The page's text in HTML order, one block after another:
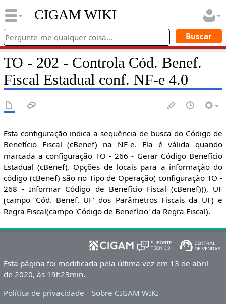
CIGAM WIKI
TO - 202 - Controla Cód. Benef.
Fiscal Estadual conf. NF-e 4.0
Esta configuração indica a sequência de busca do Código de
Benefício Fiscal (cBenef) na NF-e. Ela é válida quando
marcada a configuração TO - 266 - Gerar Código Benefício
Estadual (cBenef). Opções de locais para a informação do
código (cBenef) são no Tipo de Operação( configuração TO -
268 - Informar Código de Benefício Fiscal (cBenef))), UF
(campo 'Cód. Benef. UF' dos Parâmetros Fiscais da UF) e
Regra Fiscal(campo 'Código de Benefício' da Regra Fiscal).
Esta página foi modificada pela última vez em 13 de abril
de 2020, às 19h23min.
Política de privacidade
Sobre CIGAM WIKI